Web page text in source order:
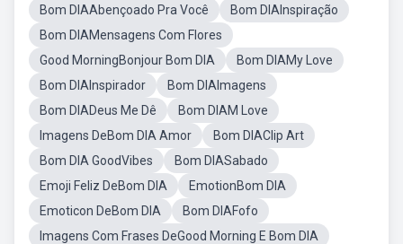
Bom DIAAbençoado Pra Você
Bom DIAInspiração
Bom DIAMensagens Com Flores
Good MorningBonjour Bom DIA
Bom DIAMy Love
Bom DIAInspirador
Bom DIAImagens
Bom DIADeus Me Dê
Bom DIAM Love
Imagens DeBom DIA Amor
Bom DIAClip Art
Bom DIA GoodVibes
Bom DIASabado
Emoji Feliz DeBom DIA
EmotionBom DIA
Emoticon DeBom DIA
Bom DIAFofo
Imagens Com Frases DeGood Morning E Bom DIA